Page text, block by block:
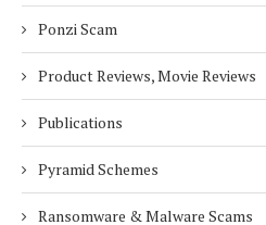
Ponzi Scam
Product Reviews, Movie Reviews
Publications
Pyramid Schemes
Ransomware & Malware Scams